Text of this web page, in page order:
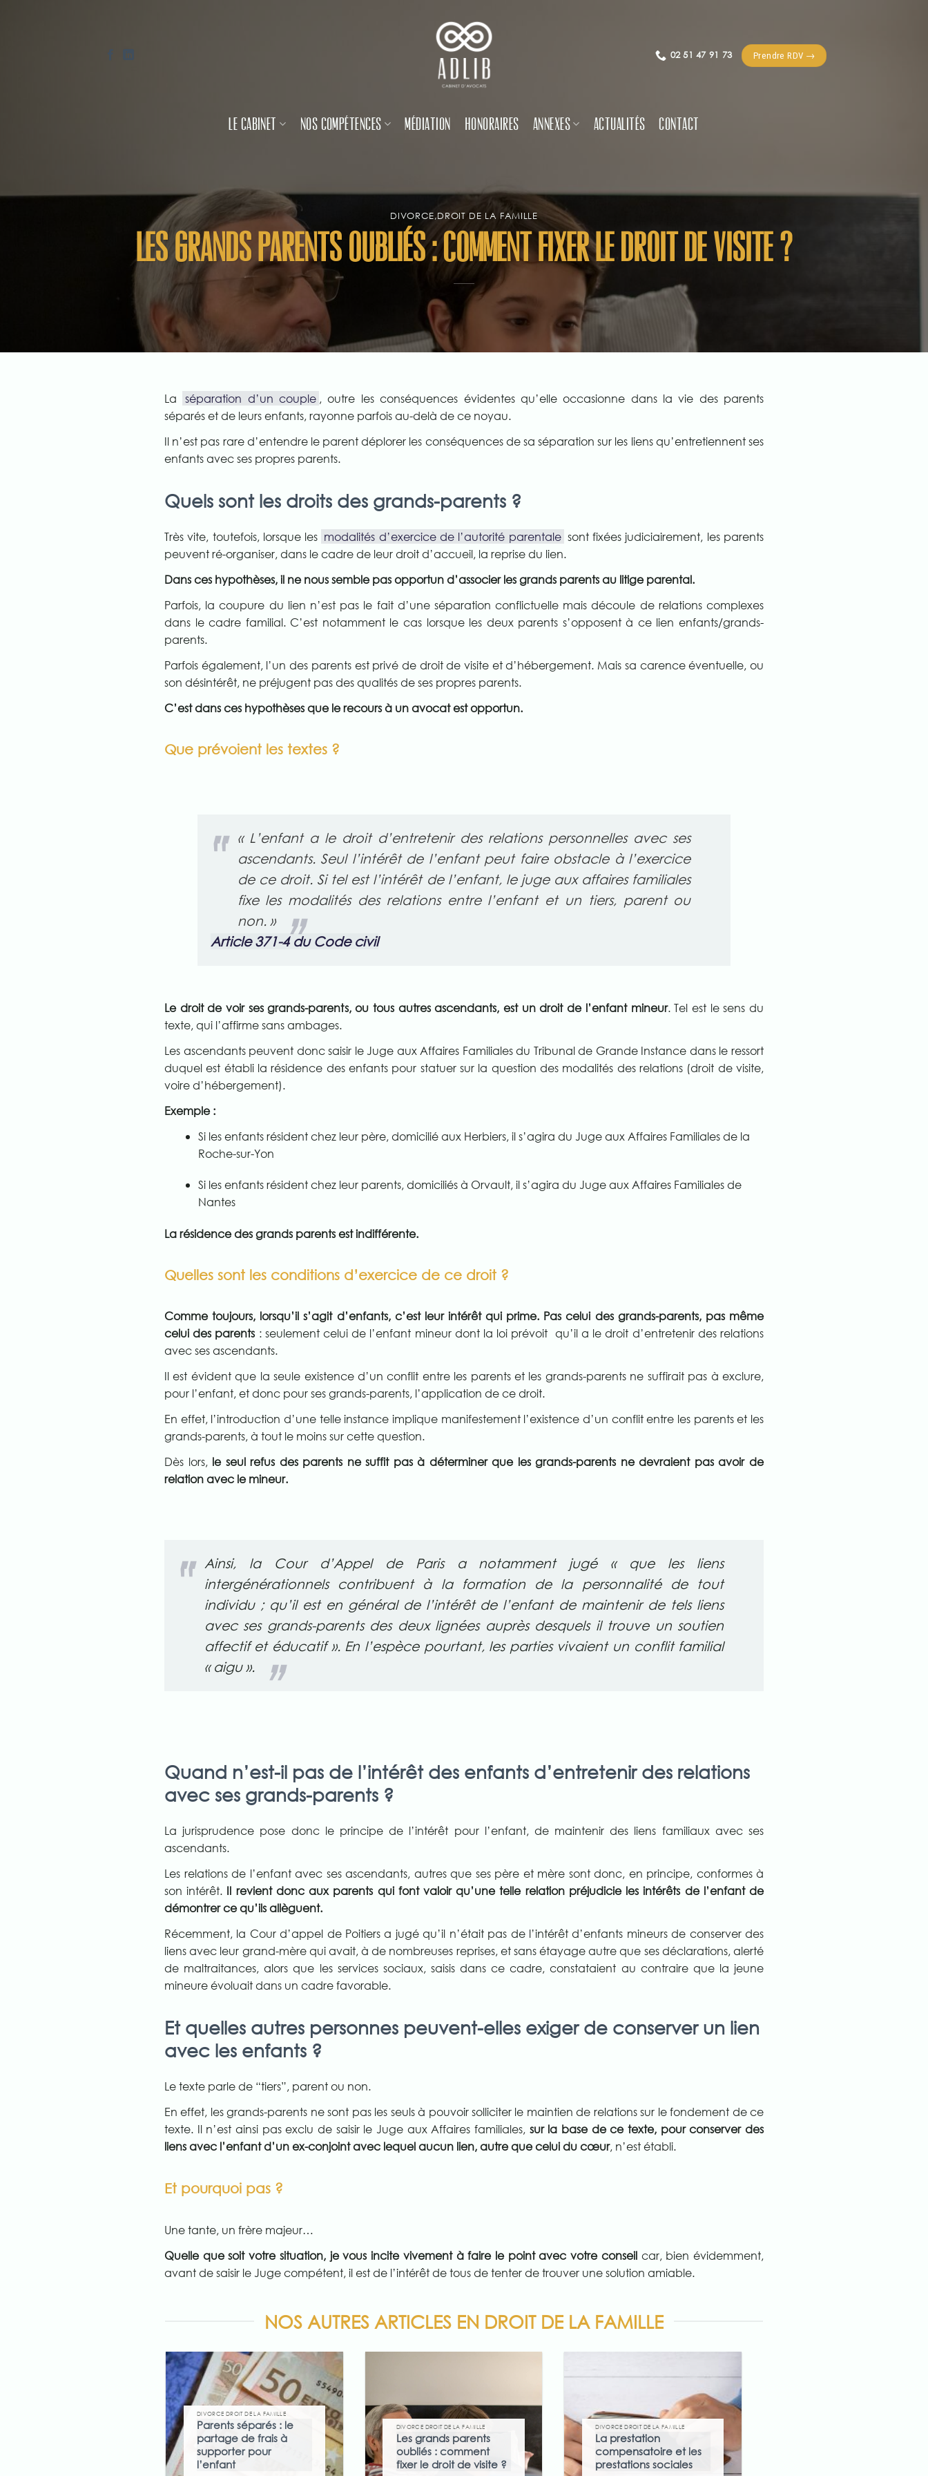
02 51 47 91 73 Prendre RDV →
LE CABINET NOS COMPÉTENCES MÉDIATION HONORAIRES ANNEXES ACTUALITÉS CONTACT
DIVORCE,DROIT DE LA FAMILLE
Les grands parents oubliés : comment fixer le droit de visite ?
La séparation d’un couple , outre les conséquences évidentes qu’elle occasionne dans la vie des parents
séparés et de leurs enfants, rayonne parfois au-delà de ce noyau.
Il n’est pas rare d’entendre le parent déplorer les conséquences de sa séparation sur les liens qu’entretiennent ses
enfants avec ses propres parents.
Quels sont les droits des grands-parents ?
Très vite, toutefois, lorsque les modalités d’exercice de l’autorité parentale sont fixées judiciairement, les parents
peuvent ré-organiser, dans le cadre de leur droit d’accueil, la reprise du lien.
Dans ces hypothèses, il ne nous semble pas opportun d’associer les grands parents au litige parental.
Parfois, la coupure du lien n’est pas le fait d’une séparation conflictuelle mais découle de relations complexes
dans le cadre familial. C’est notamment le cas lorsque les deux parents s’opposent à ce lien enfants/grands-
parents.
Parfois également, l’un des parents est privé de droit de visite et d’hébergement. Mais sa carence éventuelle, ou
son désintérêt, ne préjugent pas des qualités de ses propres parents.
C’est dans ces hypothèses que le recours à un avocat est opportun.
Que prévoient les textes ?
« L’enfant a le droit d’entretenir des relations personnelles avec ses
ascendants. Seul l’intérêt de l’enfant peut faire obstacle à l’exercice
de ce droit. Si tel est l’intérêt de l’enfant, le juge aux affaires familiales
fixe les modalités des relations entre l’enfant et un tiers, parent ou
non. »
Article 371-4 du Code civil
Le droit de voir ses grands-parents, ou tous autres ascendants, est un droit de l’enfant mineur. Tel est le sens du
texte, qui l’affirme sans ambages.
Les ascendants peuvent donc saisir le Juge aux Affaires Familiales du Tribunal de Grande Instance dans le ressort
duquel est établi la résidence des enfants pour statuer sur la question des modalités des relations (droit de visite,
voire d’hébergement).
Exemple :
Si les enfants résident chez leur père, domicilié aux Herbiers, il s’agira du Juge aux Affaires Familiales de la
Roche-sur-Yon
Si les enfants résident chez leur parents, domiciliés à Orvault, il s’agira du Juge aux Affaires Familiales de
Nantes
La résidence des grands parents est indifférente.
Quelles sont les conditions d’exercice de ce droit ?
Comme toujours, lorsqu’il s’agit d’enfants, c’est leur intérêt qui prime. Pas celui des grands-parents, pas même
celui des parents : seulement celui de l’enfant mineur dont la loi prévoit qu’il a le droit d’entretenir des relations
avec ses ascendants.
Il est évident que la seule existence d’un conflit entre les parents et les grands-parents ne suffirait pas à exclure,
pour l’enfant, et donc pour ses grands-parents, l’application de ce droit.
En effet, l’introduction d’une telle instance implique manifestement l’existence d’un conflit entre les parents et les
grands-parents, à tout le moins sur cette question.
Dès lors, le seul refus des parents ne suffit pas à déterminer que les grands-parents ne devraient pas avoir de
relation avec le mineur.
Ainsi, la Cour d’Appel de Paris a notamment jugé « que les liens
intergénérationnels contribuent à la formation de la personnalité de tout
individu ; qu’il est en général de l’intérêt de l’enfant de maintenir de tels liens
avec ses grands-parents des deux lignées auprès desquels il trouve un soutien
affectif et éducatif ». En l’espèce pourtant, les parties vivaient un conflit familial
« aigu ».
Quand n’est-il pas de l’intérêt des enfants d’entretenir des relations
avec ses grands-parents ?
La jurisprudence pose donc le principe de l’intérêt pour l’enfant, de maintenir des liens familiaux avec ses
ascendants.
Les relations de l’enfant avec ses ascendants, autres que ses père et mère sont donc, en principe, conformes à
son intérêt. Il revient donc aux parents qui font valoir qu’une telle relation préjudicie les intérêts de l’enfant de
démontrer ce qu’ils allèguent.
Récemment, la Cour d’appel de Poitiers a jugé qu’il n’était pas de l’intérêt d’enfants mineurs de conserver des
liens avec leur grand-mère qui avait, à de nombreuses reprises, et sans étayage autre que ses déclarations, alerté
de maltraitances, alors que les services sociaux, saisis dans ce cadre, constataient au contraire que la jeune
mineure évoluait dans un cadre favorable.
Et quelles autres personnes peuvent-elles exiger de conserver un lien
avec les enfants ?
Le texte parle de “tiers”, parent ou non.
En effet, les grands-parents ne sont pas les seuls à pouvoir solliciter le maintien de relations sur le fondement de ce
texte. Il n’est ainsi pas exclu de saisir le Juge aux Affaires familiales, sur la base de ce texte, pour conserver des
liens avec l’enfant d’un ex-conjoint avec lequel aucun lien, autre que celui du cœur, n’est établi.
Et pourquoi pas ?
Une tante, un frère majeur…
Quelle que soit votre situation, je vous incite vivement à faire le point avec votre conseilcar, bien évidemment,
avant de saisir le Juge compétent, il est de l’intérêt de tous de tenter de trouver une solution amiable.
NOS AUTRES ARTICLES EN DROIT DE LA FAMILLE
DIVORCE DROIT DE LA FAMILLE
Parents séparés : le
partage de frais à
supporter pour
l’enfant
DIVORCE DROIT DE LA FAMILLE
Les grands parents
oubliés : comment
fixer le droit de visite ?
DIVORCE DROIT DE LA FAMILLE
La prestation
compensatoire et les
prestations sociales